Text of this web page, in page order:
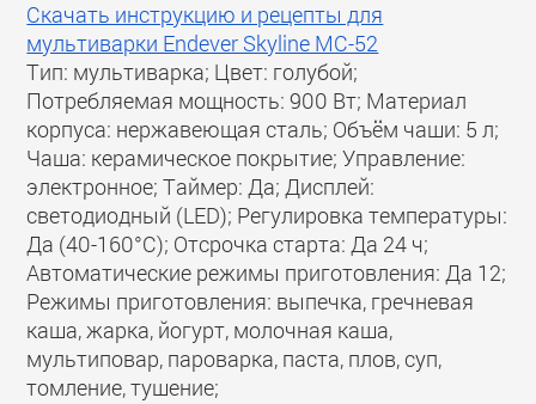
Скачать инструкцию и рецепты для
мультиварки Endever Skyline MC-52
Тип: мультиварка; Цвет: голубой;
Потребляемая мощность: 900 Вт; Материал
корпуса: нержавеющая сталь; Объём чаши: 5 л;
Чаша: керамическое покрытие; Управление:
электронное; Таймер: Да; Дисплей:
светодиодный (LED); Регулировка температуры:
Да (40-160°С); Отсрочка старта: Да 24 ч;
Автоматические режимы приготовления: Да 12;
Режимы приготовления: выпечка, гречневая
каша, жарка, йогурт, молочная каша,
мультиповар, пароварка, паста, плов, суп,
томление, тушение;